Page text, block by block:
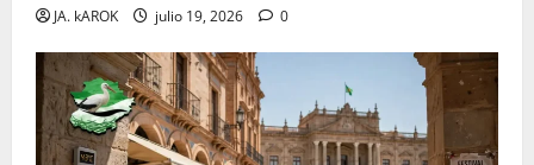
JA. kAROK julio 19, 2026 0